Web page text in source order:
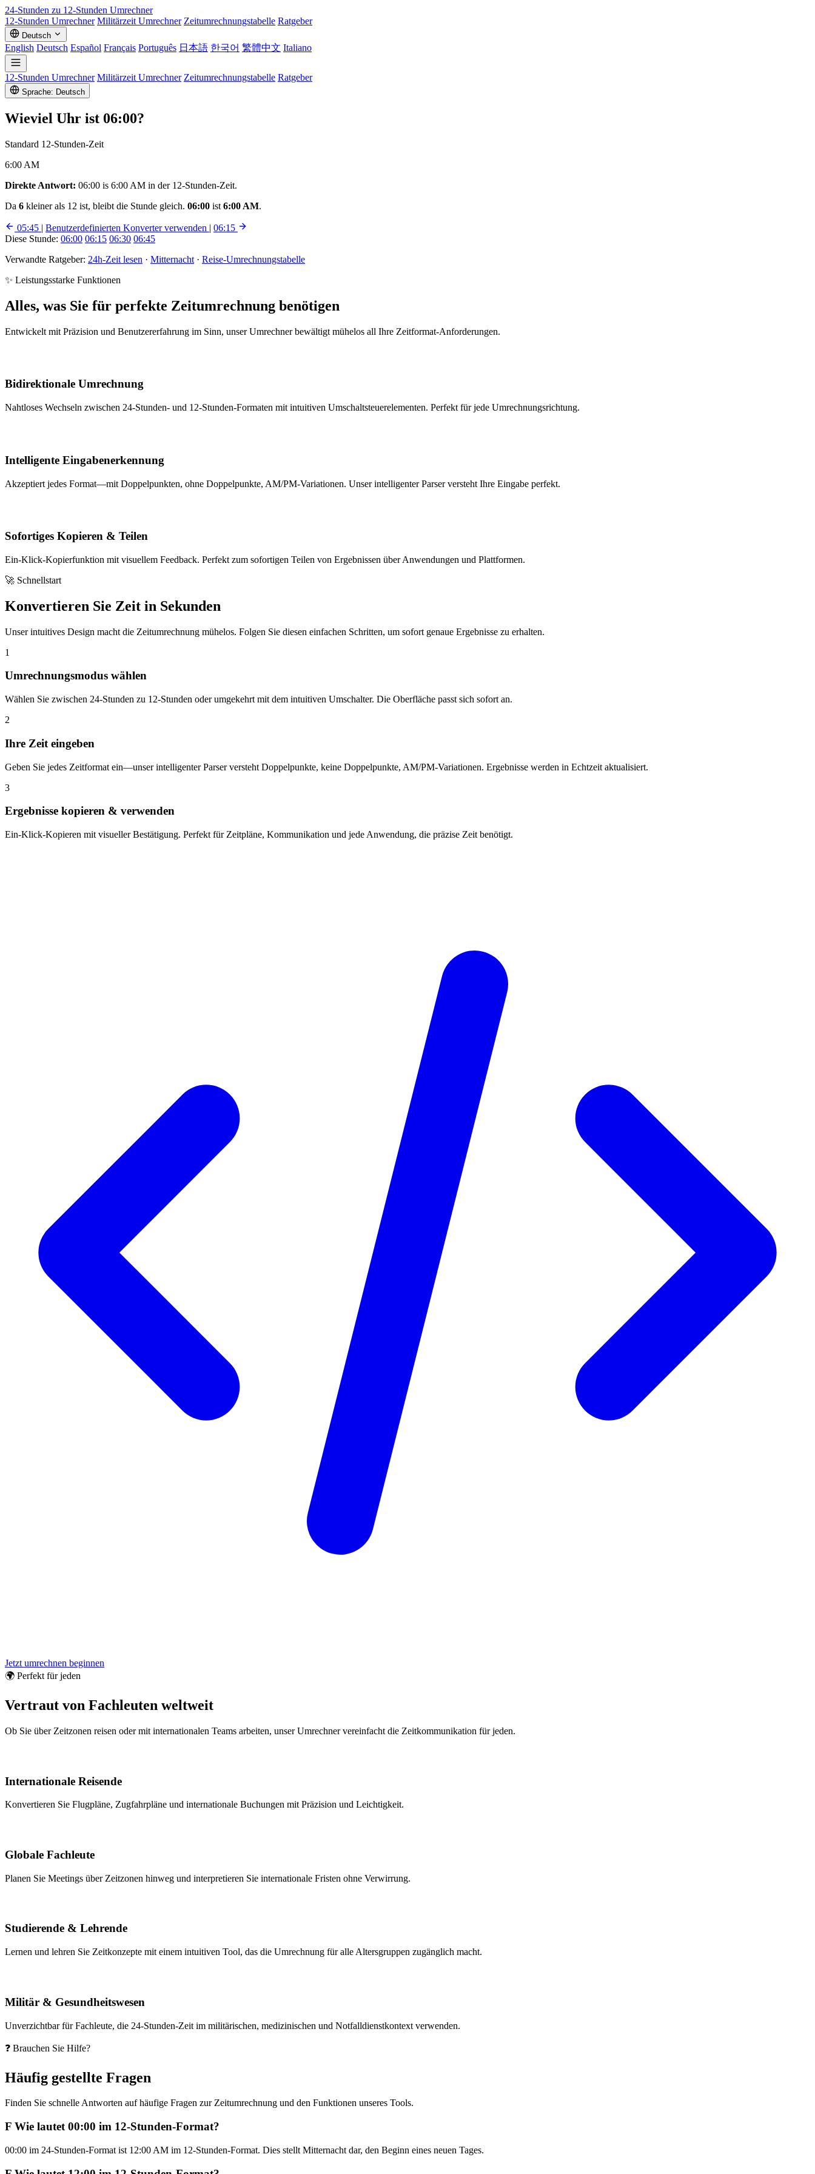
24-Stunden zu 12-Stunden Umrechner
12-Stunden Umrechner Militärzeit Umrechner Zeitumrechnungstabelle Ratgeber
Deutsch
English Deutsch Español Français Português 日本語 한국어 繁體中文 Italiano
12-Stunden Umrechner Militärzeit Umrechner Zeitumrechnungstabelle Ratgeber
Sprache: Deutsch
Wieviel Uhr ist 06:00?
Standard 12-Stunden-Zeit
6:00 AM
Direkte Antwort: 06:00 is 6:00 AM in der 12-Stunden-Zeit.
Da 6 kleiner als 12 ist, bleibt die Stunde gleich. 06:00 ist 6:00 AM.
05:45 | Benutzerdefinierten Konverter verwenden | 06:15
Diese Stunde: 06:00 06:15 06:30 06:45
Verwandte Ratgeber: 24h-Zeit lesen · Mitternacht · Reise-Umrechnungstabelle
✨ Leistungsstarke Funktionen
Alles, was Sie für perfekte Zeitumrechnung benötigen
Entwickelt mit Präzision und Benutzererfahrung im Sinn, unser Umrechner bewältigt mühelos all Ihre Zeitformat-Anforderungen.
Bidirektionale Umrechnung
Nahtloses Wechseln zwischen 24-Stunden- und 12-Stunden-Formaten mit intuitiven Umschaltsteuerelementen. Perfekt für jede Umrechnungsrichtung.
Intelligente Eingabenerkennung
Akzeptiert jedes Format—mit Doppelpunkten, ohne Doppelpunkte, AM/PM-Variationen. Unser intelligenter Parser versteht Ihre Eingabe perfekt.
Sofortiges Kopieren & Teilen
Ein-Klick-Kopierfunktion mit visuellem Feedback. Perfekt zum sofortigen Teilen von Ergebnissen über Anwendungen und Plattformen.
🚀 Schnellstart
Konvertieren Sie Zeit in Sekunden
Unser intuitives Design macht die Zeitumrechnung mühelos. Folgen Sie diesen einfachen Schritten, um sofort genaue Ergebnisse zu erhalten.
1
Umrechnungsmodus wählen
Wählen Sie zwischen 24-Stunden zu 12-Stunden oder umgekehrt mit dem intuitiven Umschalter. Die Oberfläche passt sich sofort an.
2
Ihre Zeit eingeben
Geben Sie jedes Zeitformat ein—unser intelligenter Parser versteht Doppelpunkte, keine Doppelpunkte, AM/PM-Variationen. Ergebnisse werden in Echtzeit aktualisiert.
3
Ergebnisse kopieren & verwenden
Ein-Klick-Kopieren mit visueller Bestätigung. Perfekt für Zeitpläne, Kommunikation und jede Anwendung, die präzise Zeit benötigt.
Jetzt umrechnen beginnen
🌍 Perfekt für jeden
Vertraut von Fachleuten weltweit
Ob Sie über Zeitzonen reisen oder mit internationalen Teams arbeiten, unser Umrechner vereinfacht die Zeitkommunikation für jeden.
Internationale Reisende
Konvertieren Sie Flugpläne, Zugfahrpläne und internationale Buchungen mit Präzision und Leichtigkeit.
Globale Fachleute
Planen Sie Meetings über Zeitzonen hinweg und interpretieren Sie internationale Fristen ohne Verwirrung.
Studierende & Lehrende
Lernen und lehren Sie Zeitkonzepte mit einem intuitiven Tool, das die Umrechnung für alle Altersgruppen zugänglich macht.
Militär & Gesundheitswesen
Unverzichtbar für Fachleute, die 24-Stunden-Zeit im militärischen, medizinischen und Notfalldienstkontext verwenden.
❓ Brauchen Sie Hilfe?
Häufig gestellte Fragen
Finden Sie schnelle Antworten auf häufige Fragen zur Zeitumrechnung und den Funktionen unseres Tools.
F Wie lautet 00:00 im 12-Stunden-Format?
00:00 im 24-Stunden-Format ist 12:00 AM im 12-Stunden-Format. Dies stellt Mitternacht dar, den Beginn eines neuen Tages.